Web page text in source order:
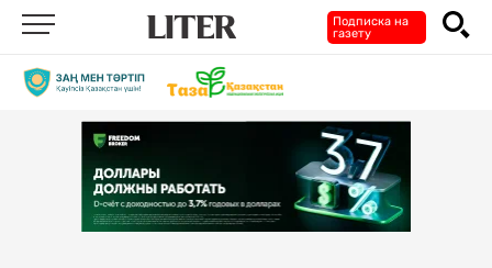
Подписка на
газету